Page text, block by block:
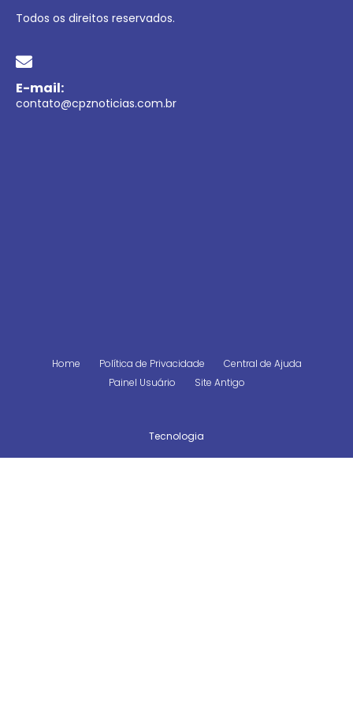
Todos os direitos reservados.
E-mail:
contato@cpznoticias.com.br
Home Política de Privacidade
Central de Ajuda
Painel Usuário
Site Antigo
Tecnologia